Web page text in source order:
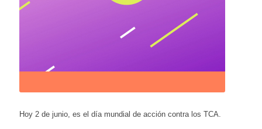
Hoy 2 de junio, es el día mundial de acción contra los TCA.